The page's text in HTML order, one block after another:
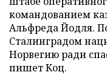
командованием
Альфреда Йодля.
Сталинградом
Норвегию ради
пишет Коц.